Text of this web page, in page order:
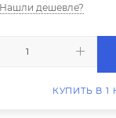
Нашли дешевле?
КУПИТЬ В 1